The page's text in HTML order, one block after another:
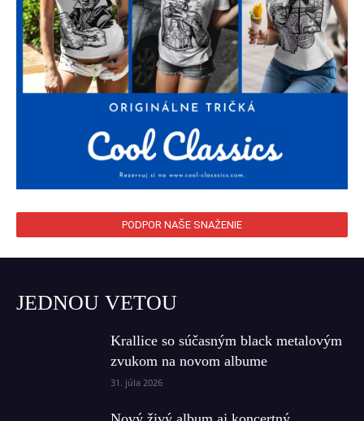
PODPOR NAŠE SNAŽENIE
JEDNOU VETOU
Krallice so súčasným black metalovým
zvukom na novom albume
31. júla 2026